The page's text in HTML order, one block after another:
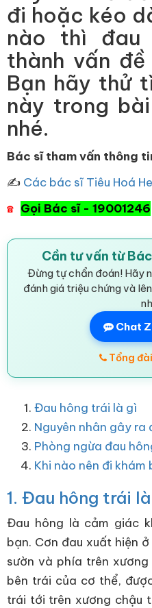
đi hoặc kéo
nào thì
thành vấn
Bạn hãy thử
này trong
nhé.
Bác sĩ tham vấn thông
✍ Các bác sĩ Tiêu Hoá
☎ Gọi Bác sĩ - 19001246
Cần tư vấn từ
Đừng tự chẩn đoán! Hãy
đánh giá triệu chứng và
Chat
Tổng
Đau hông trái là gì
Nguyên nhân gây ra
Phòng ngừa đau
Khi nào nên đi khám
1. Đau hông trái
Đau hông là cảm giác
bạn. Cơn đau xuất hiện
sườn và phía trên
bên trái của cơ thể,
trái tới trên xương chậu